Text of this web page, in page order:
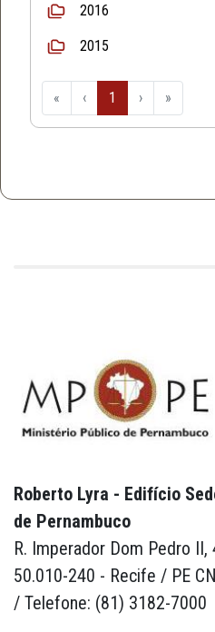
2016
2015
« ‹ 1 › »
Roberto Lyra - Edifício
de Pernambuco
R. Imperador Dom Pedro
50.010-240 - Recife / PE
/ Telefone: (81) 3182-7000